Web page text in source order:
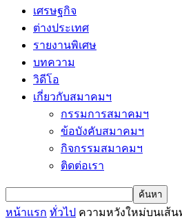
เศรษฐกิจ
ต่างประเทศ
รายงานพิเศษ
บทความ
วิดีโอ
เกี่ยวกับสมาคมฯ
กรรมการสมาคมฯ
ข้อบังคับสมาคมฯ
กิจกรรมสมาคมฯ
ติดต่อเรา
หน้าแรก ทั่วไป ความหวังใหม่บนเส้น